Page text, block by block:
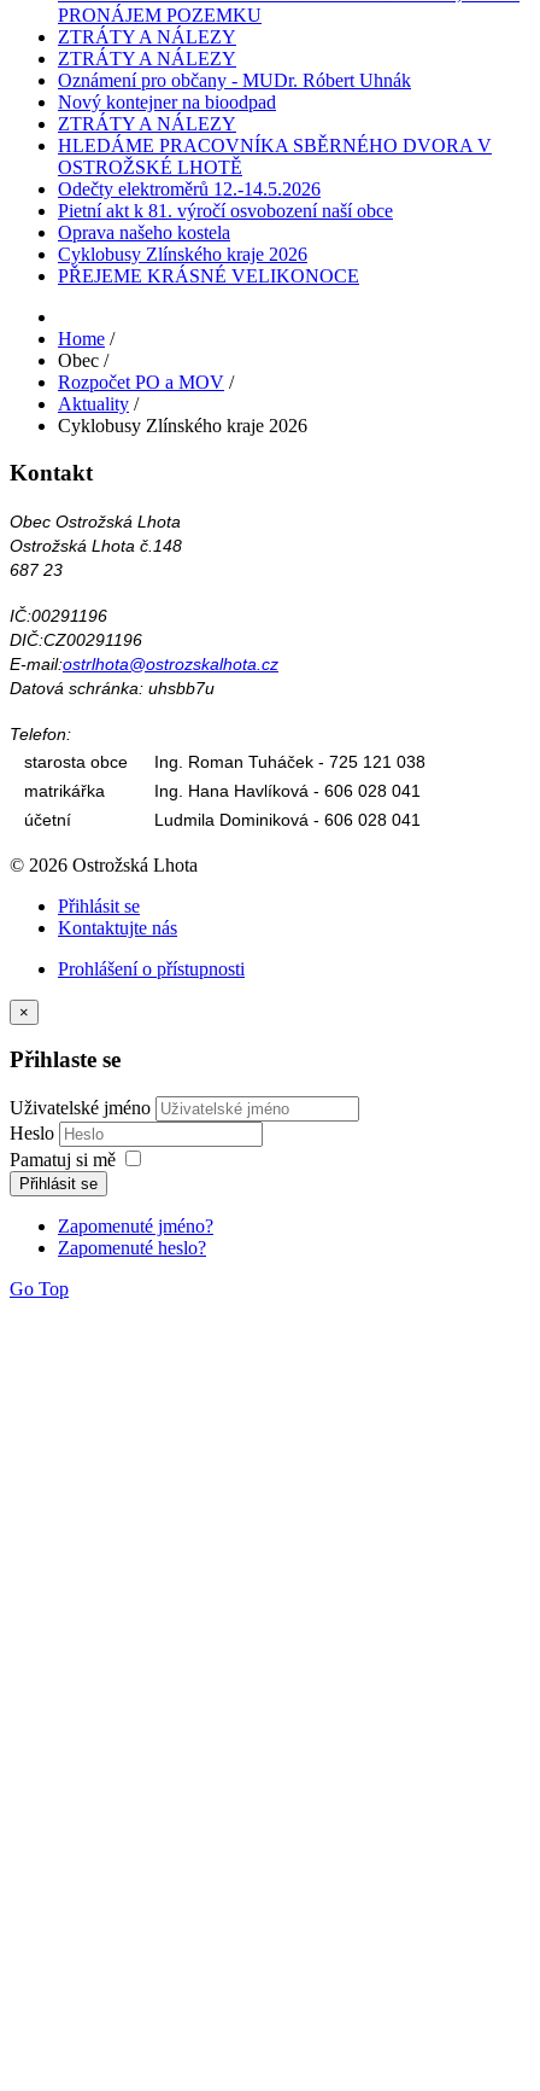
PRONÁJEM POZEMKU
ZTRÁTY A NÁLEZY
ZTRÁTY A NÁLEZY
Oznámení pro občany - MUDr. Róbert Uhnák
Nový kontejner na bioodpad
ZTRÁTY A NÁLEZY
HLEDÁME PRACOVNÍKA SBĚRNÉHO DVORA V
OSTROŽSKÉ LHOTĚ
Odečty elektroměrů 12.-14.5.2026
Pietní akt k 81. výročí osvobození naší obce
Oprava našeho kostela
Cyklobusy Zlínského kraje 2026
PŘEJEME KRÁSNÉ VELIKONOCE
Home /
Obec /
Rozpočet PO a MOV /
Aktuality /
Cyklobusy Zlínského kraje 2026
Kontakt
Obec Ostrožská Lhota
Ostrožská Lhota č.148
687 23
IČ:00291196
DIČ:CZ00291196
E-mail:ostrlhota@ostrozskalhota.cz
Datová schránka: uhsbb7u
Telefon:
starosta obce
Ing. Roman Tuháček - 725 121 038
matrikářka
Ing. Hana Havlíková - 606 028 041
účetní
Ludmila Dominiková - 606 028 041
© 2026 Ostrožská Lhota
Přihlásit se
Kontaktujte nás
Prohlášení o přístupnosti
×
Přihlaste se
Uživatelské jméno
Heslo
Pamatuj si mě
Přihlásit se
Zapomenuté jméno?
Zapomenuté heslo?
Go Top